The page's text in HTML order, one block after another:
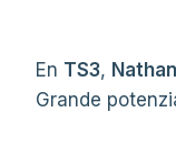
En TS3,
Grande